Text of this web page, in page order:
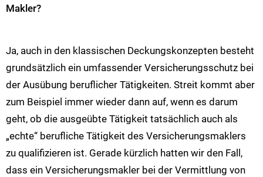
Makler?
Ja, auch in den klassischen Deckungskonzepten besteht
grundsätzlich ein umfassender Versicherungsschutz bei
der Ausübung beruflicher Tätigkeiten. Streit kommt aber
zum Beispiel immer wieder dann auf, wenn es darum
geht, ob die ausgeübte Tätigkeit tatsächlich auch als
„echte“ berufliche Tätigkeit des Versicherungsmaklers
zu qualifizieren ist. Gerade kürzlich hatten wir den Fall,
dass ein Versicherungsmakler bei der Vermittlung von